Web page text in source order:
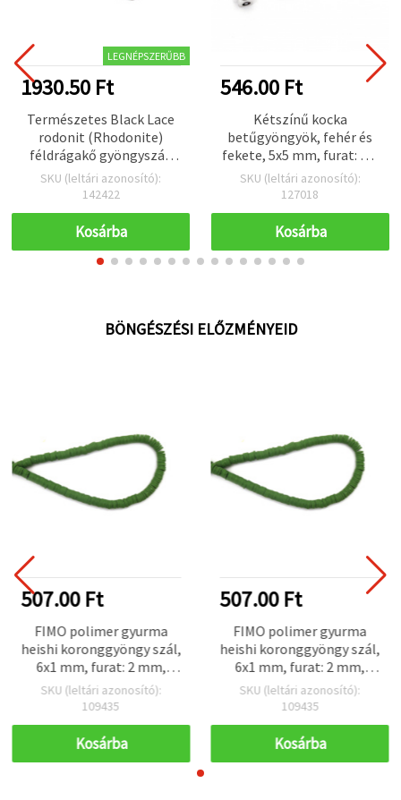
LEGNÉPSZERŰBB
1930.50 Ft
Természetes Black Lace
rodonit (Rhodonite)
féldrágakő gyöngyszál,
kerek 6 mm, ~63 db –
ékszerkészítéshez
SKU (leltári azonosító):
142422
Kosárba
546.00 Ft
Kétszínű kocka
betűgyöngyök, fehér és
fekete, 5x5 mm, furat: 1,5
mm, 20 g (~200 db)
SKU (leltári azonosító):
127018
Kosárba
BÖNGÉSZÉSI ELŐZMÉNYEID
507.00 Ft
FIMO polimer gyurma
heishi koronggyöngy szál,
6x1 mm, furat: 2 mm,
olívazöld, ~320 db
SKU (leltári azonosító):
109435
Kosárba
507.00 Ft
FIMO polimer gyurma
heishi koronggyöngy szál,
6x1 mm, furat: 2 mm,
olívazöld, ~320 db
SKU (leltári azonosító):
109435
Kosárba